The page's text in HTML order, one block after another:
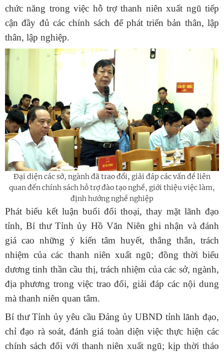
chức năng trong việc hỗ trợ thanh niên xuất ngũ tiếp
cận đầy đủ các chính sách để phát triển bản thân, lập
thân, lập nghiệp.
Đại diện các sở, ngành đã trao đổi, giải đáp các vấn đề liên
quan đến chính sách hỗ trợ đào tạo nghề, giới thiệu việc làm,
định hướng nghề nghiệp
Phát biểu kết luận buổi đối thoại, thay mặt lãnh đạo
tỉnh, Bí thư Tỉnh ủy Hồ Văn Niên ghi nhận và đánh
giá cao những ý kiến tâm huyết, thẳng thắn, trách
nhiệm của các thanh niên xuất ngũ; đồng thời biểu
dương tinh thần cầu thị, trách nhiệm của các sở, ngành,
địa phương trong việc trao đổi, giải đáp các nội dung
mà thanh niên quan tâm.
Bí thư Tỉnh ủy yêu cầu Đảng ủy UBND tỉnh lãnh đạo,
chỉ đạo rà soát, đánh giá toàn diện việc thực hiện các
chính sách đối với thanh niên xuất ngũ; kịp thời tháo